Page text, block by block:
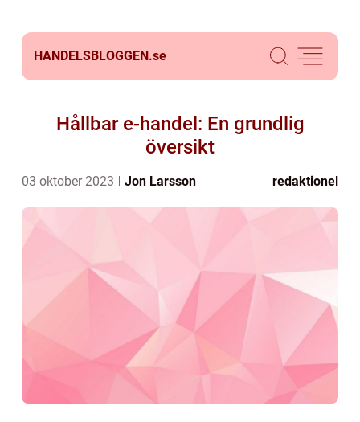
HANDELSBLOGGEN.se
Hållbar e-handel: En grundlig
översikt
03 oktober 2023 Jon Larsson redaktionel